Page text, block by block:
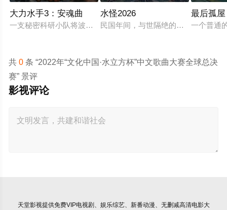
大力水手3：安魂曲
一支秘密科研小队将波派囚禁在地下军事基地，试图驯化并利
水怪2026
民国年间，与世隔绝的怪水村被湖中
最后孤屋
一个普通
共 0条 “2022年“文化中国·水立方杯”中文歌曲大赛全球总决
赛” 景评
影视评论
天堂影视提供免费VIP电视剧、娱乐综艺、新番动漫、无删减高清电影大